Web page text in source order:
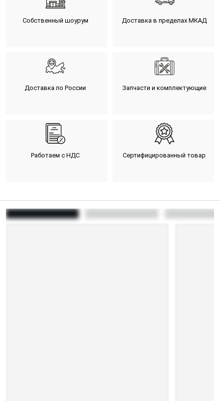
Собственный шоурум Доставка в пределах МКАД
Доставка по России Запчасти и комплектующие
Работаем с НДС Сертифицированный товар